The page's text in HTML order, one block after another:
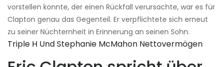
vorstellen konnte, der einen Rückfall verursachte, war es für
Clapton genau das Gegenteil. Er verpflichtete sich erneut
zu seiner Nüchternheit in Erinnerung an seinen Sohn.
Triple H Und Stephanie McMahon Nettovermögen